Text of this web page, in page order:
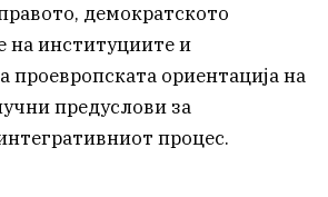
демократското
на институциите и
проевропската ориентација на
предуслови за
процес.